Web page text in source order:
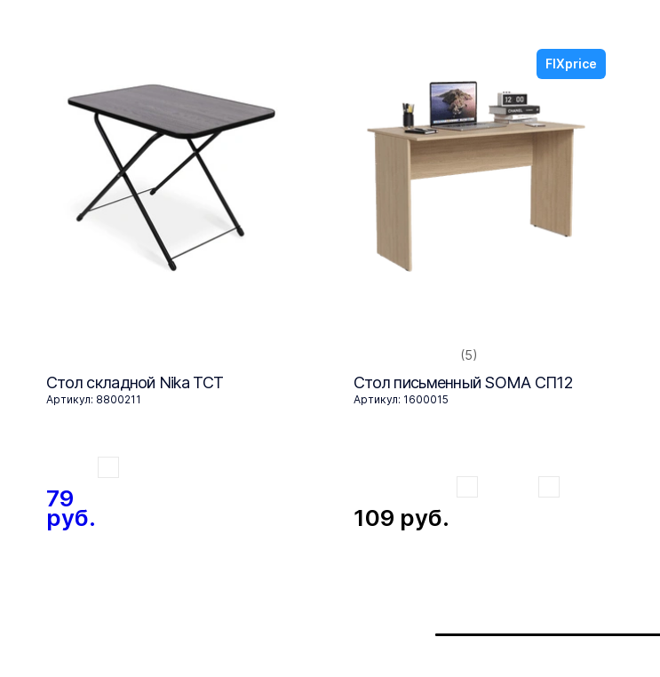
Стол складной Nika ТСТ
Артикул: 8800211
79
руб.
FIXprice
(5)
Стол письменный SOMA СП12
Артикул: 1600015
109 руб.